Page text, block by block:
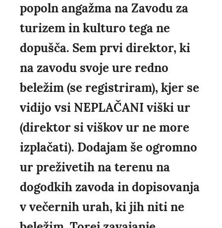
popoln angažma na Zavodu za
turizem in kulturo tega ne
dopušča. Sem prvi direktor, ki
na zavodu svoje ure redno
beležim (se registriram), kjer se
vidijo vsi NEPLAČANI viški ur
(direktor si viškov ur ne more
izplačati). Dodajam še ogromno
ur preživetih na terenu na
dogodkih zavoda in dopisovanja
v večernih urah, ki jih niti ne